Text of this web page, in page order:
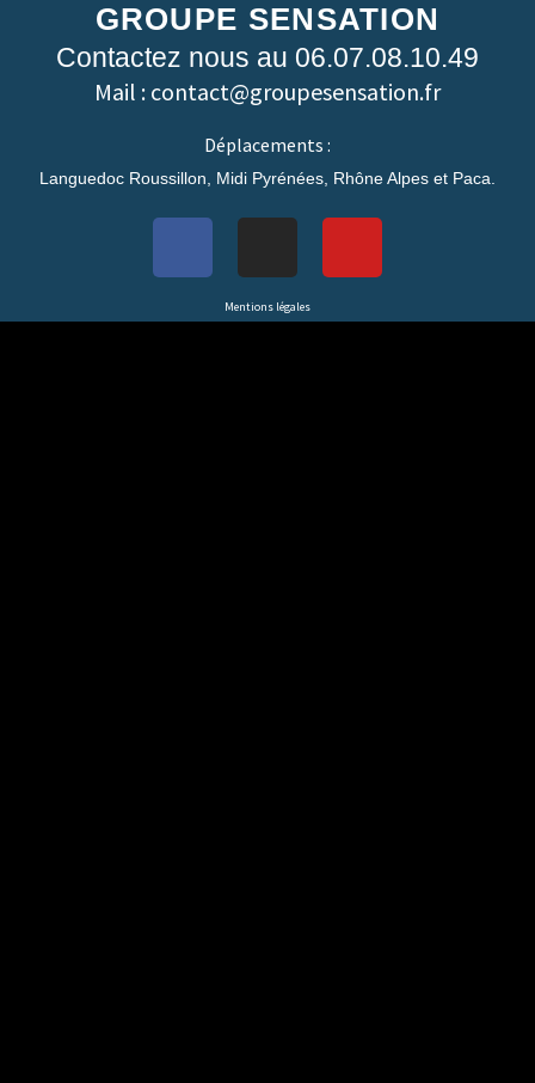
GROUPE SENSATION
Contactez nous au 06.07.08.10.49
Mail : contact@groupesensation.fr
Déplacements :
Languedoc Roussillon, Midi Pyrénées, Rhône Alpes et Paca.
Mentions légales